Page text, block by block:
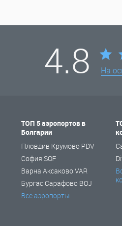
4.8 На
ТОП 5 аэропортов в
Болгарии
Пловдив Крумово PDV
София SOF
Варна Аксаково VAR
Бургас Сарафово BOJ
Все аэропорты